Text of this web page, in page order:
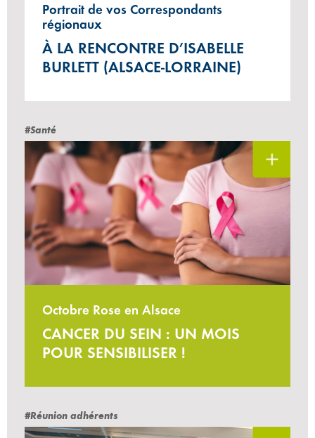
Portrait de vos Correspondants
régionaux
À LA RENCONTRE D’ISABELLE
BURLETT (ALSACE-LORRAINE)
#Santé
Octobre Rose en Alsace
CANCER DU SEIN : UN MOIS
POUR SENSIBILISER !
#Réunion adhérents